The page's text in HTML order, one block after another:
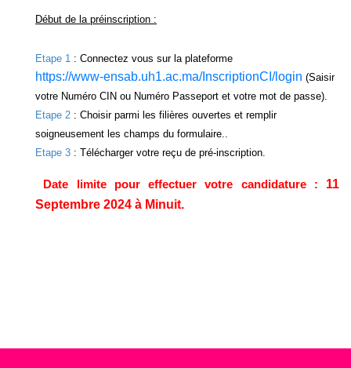
Début de la préinscription :
Etape 1 : Connectez vous sur la plateforme
https://www-ensab.uh1.ac.ma/InscriptionCI/login (Saisir
votre Numéro CIN ou Numéro Passeport et votre mot de passe).
Etape 2 : Choisir parmi les filières ouvertes et remplir
soigneusement les champs du formulaire..
Etape 3 : Télécharger votre reçu de pré-inscription.
Date limite pour effectuer votre candidature : 11
Septembre 2024 à Minuit.